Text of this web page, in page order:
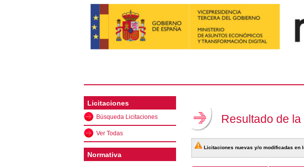
Licitaciones
Búsqueda Licitaciones
Ver Todas
Normativa
Resultado de
Licitaciones nuevas y/o modificadas en